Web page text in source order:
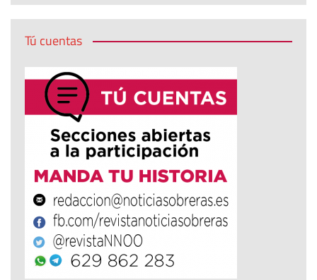
Tú cuentas